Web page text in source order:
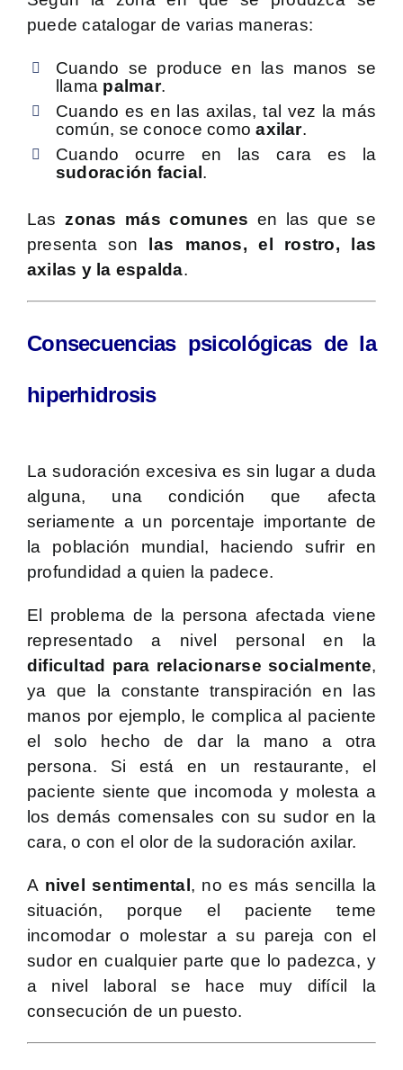
puede catalogar de varias maneras:
Cuando se produce en las manos se
llama palmar.
Cuando es en las axilas, tal vez la más
común, se conoce comoaxilar.
Cuando ocurre en las cara es la
sudoración facial.
Laszonas más comunes en las que se
presenta son las manos, el rostro, las
axilas y la espalda.
Consecuencias psicológicas de la
hiperhidrosis
La sudoración excesiva es sin lugar a duda
alguna, una condición que afecta
seriamente a un porcentaje importante de
la población mundial, haciendo sufrir en
profundidad a quien la padece.
El problema de la persona afectada viene
representado a nivel personal en la
dificultad para relacionarse socialmente,
ya que la constante transpiración en las
manos por ejemplo, le complica al paciente
el solo hecho de dar la mano a otra
persona. Si está en un restaurante, el
paciente siente que incomoda y molesta a
los demás comensales con su sudor en la
cara, o con el olor de la sudoración axilar.
A nivel sentimental , no es más sencilla la
situación, porque el paciente teme
incomodar o molestar a su pareja con el
sudor en cualquier parte que lo padezca, y
a nivel laboral se hace muy difícil la
consecución de un puesto.